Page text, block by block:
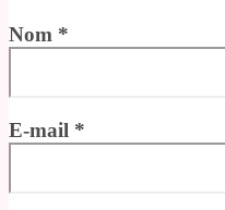
Nom *
E-mail *